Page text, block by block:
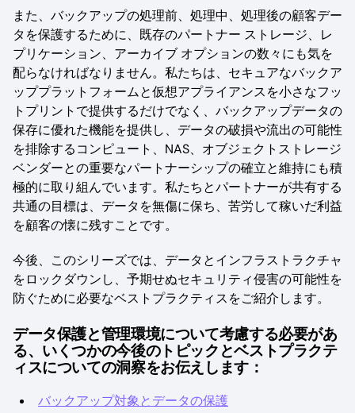
また、バックアップの処理前、処理中、処理後の顧客デー
タを保護するために、既存のパートナー ストレージ、レ
プリケーション、アーカイブ オプションの数々にも気を
配らなければなりません。私たちは、セキュアなバックア
ッププラットフォームと仮想アプライアンスを小さなフッ
トプリントで提供するだけでなく、バックアップデータの
保存に優れた機能を提供し、データの破損や流出の可能性
を排除するコンピュート、NAS、オブジェクトストレージ
ベンダーとの重要なパートナーシップの確立と維持にも積
極的に取り組んでいます。私たちとパートナーが共有する
共通の目標は、データを無傷に保ち、苦労して稼いだ利益
を顧客の懐に残すことです。
今後、このシリーズでは、データとインフラストラクチャ
をロックダウンし、予期せぬセキュリティ侵害の可能性を
防ぐために必要なベストプラクティスをご紹介します。
データ保護と管理環境について考慮する必要があ
る、いくつかの今後のトピックとベストプラクテ
ィスについての洞察をお伝えします：
バックアップ対象とデータの保護